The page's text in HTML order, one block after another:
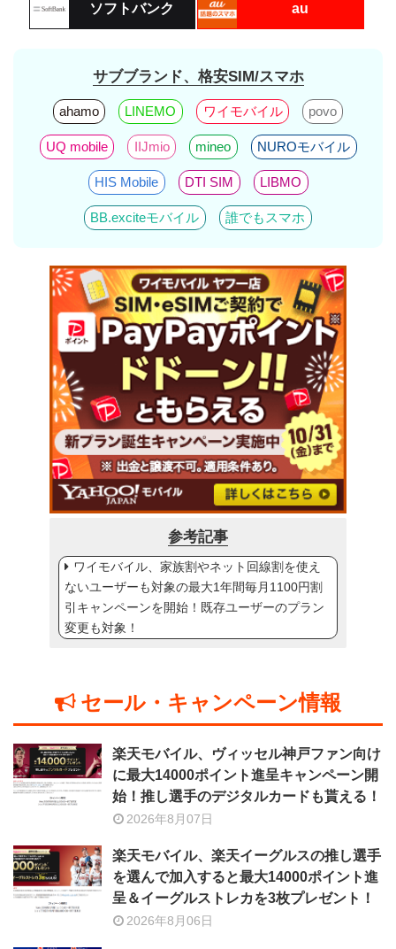
ソフトバンク au
サブブランド、格安SIM/スマホ
ahamo LINEMO ワイモバイル povo
UQ mobile IIJmio mineo NUROモバイル
HIS Mobile DTI SIM LIBMO
BB.exciteモバイル 誰でもスマホ
参考記事
ワイモバイル、家族割やネット回線割を使え
ないユーザーも対象の最大1年間毎月1100円割
引キャンペーンを開始！既存ユーザーのプラン
変更も対象！
セール・キャンペーン情報
楽天モバイル、ヴィッセル神戸ファン向け
に最大14000ポイント進呈キャンペーン開
始！推し選手のデジタルカードも貰える！
2026年8月07日
楽天モバイル、楽天イーグルスの推し選手
を選んで加入すると最大14000ポイント進
呈＆イーグルストレカを3枚プレゼント！
2026年8月06日